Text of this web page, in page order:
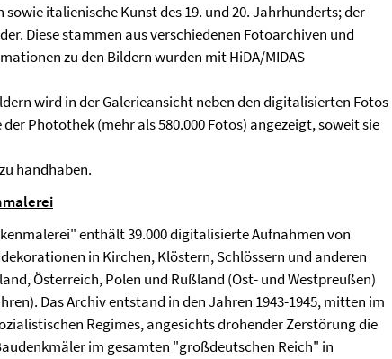
italienische Kunst des 19. und 20. Jahrhunderts; der
Diese stammen aus verschiedenen Fotoarchiven und
zu den Bildern wurden mit HiDA/MIDAS
wird in der Galerieansicht neben den digitalisierten Fotos
Photothek (mehr als 580.000 Fotos) angezeigt, soweit sie
handhaben.
enthält 39.000 digitalisierte Aufnahmen von
in Kirchen, Klöstern, Schlössern und anderen
Österreich, Polen und Rußland (Ost- und Westpreußen)
Das Archiv entstand in den Jahren 1943-1945, mitten im
Regimes, angesichts drohender Zerstörung die
im gesamten "großdeutschen Reich" in